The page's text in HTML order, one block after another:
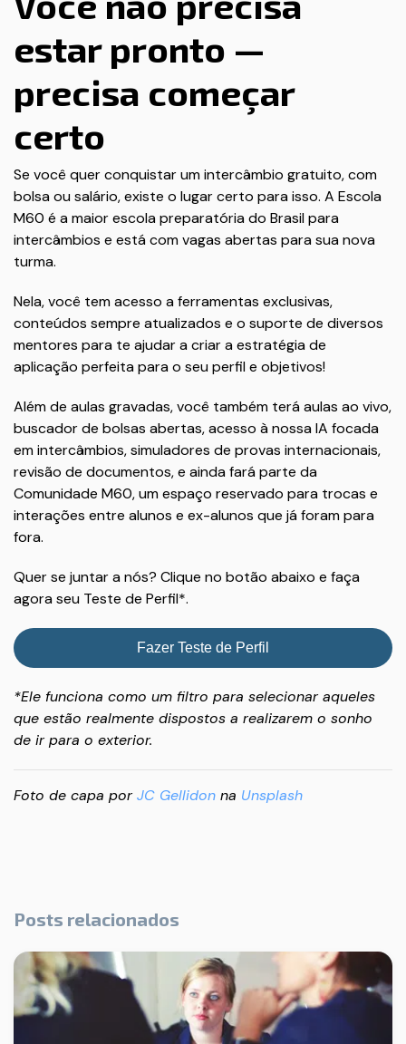
estar pronto —
precisa começar
certo
Se você quer conquistar um intercâmbio gratuito, com
bolsa ou salário, existe o lugar certo para isso. A Escola
M60 é a maior escola preparatória do Brasil para
intercâmbios e está com vagas abertas para sua nova
turma.
Nela, você tem acesso a ferramentas exclusivas,
conteúdos sempre atualizados e o suporte de diversos
mentores para te ajudar a criar a estratégia de
aplicação perfeita para o seu perfil e objetivos!
Além de aulas gravadas, você também terá aulas ao vivo,
buscador de bolsas abertas, acesso à nossa IA focada
em intercâmbios, simuladores de provas internacionais,
revisão de documentos, e ainda fará parte da
Comunidade M60, um espaço reservado para trocas e
interações entre alunos e ex-alunos que já foram para
fora.
Quer se juntar a nós? Clique no botão abaixo e faça
agora seu Teste de Perfil*.
Fazer Teste de Perfil
*Ele funciona como um filtro para selecionar aqueles
que estão realmente dispostos a realizarem o sonho
de ir para o exterior.
Foto de capa porJC Gellidon na Unsplash
Posts relacionados